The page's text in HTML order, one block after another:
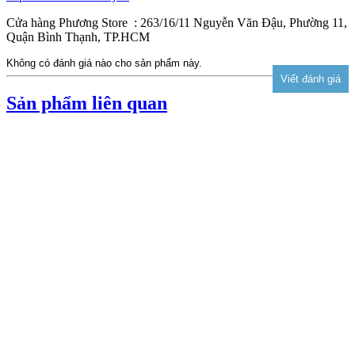
Cửa hàng Phương Store : 263/16/11 Nguyễn Văn Đậu, Phường 11,
Quận Bình Thạnh, TP.HCM
Không có đánh giá nào cho sản phẩm này.
Sản phẩm liên quan